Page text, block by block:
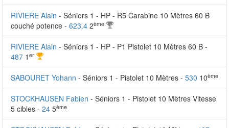
RIVIERE Alain - Séniors 1 - HP - R5 Carabine 10 Mètres 60 B
couché potence - 623.4 2ème
RIVIERE Alain - Séniors 1 - HP - P1 Pistolet 10 Mètres 60 B -
487 1 er
SABOURET Yohann - Séniors 1 - Pistolet 10 Mètres - 530 10ème
STOCKHAUSEN Fabien - Séniors 1 - Pistolet 10 Mètres Vitesse
5 cibles - 24 5ème